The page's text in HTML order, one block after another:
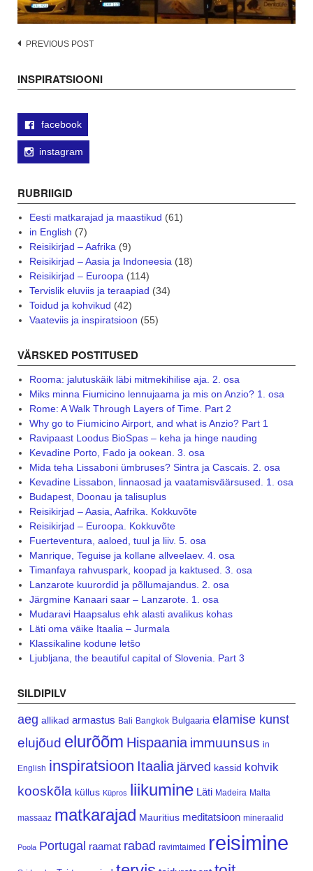
Post
PREVIOUS POST
INSPIRATSIOONI
facebook
instagram
RUBRIIGID
Eesti matkarajad ja maastikud (61)
in English (7)
Reisikirjad – Aafrika(9)
Reisikirjad – Aasia ja Indoneesia(18)
Reisikirjad – Euroopa(114)
Tervislik eluviis ja teraapiad (34)
Toidud ja kohvikud (42)
Vaateviis ja inspiratsioon (55)
VÄRSKED POSTITUSED
Rooma: jalutuskäik läbi mitmekihilise aja. 2. osa
Miks minna Fiumicino lennujaama ja mis on Anzio? 1. osa
Rome: A Walk Through Layers of Time. Part 2
Why go to Fiumicino Airport, and what is Anzio? Part 1
Ravipaast Loodus BioSpas – keha ja hinge nauding
Kevadine Porto, Fado ja ookean. 3. osa
Mida teha Lissaboni ümbruses? Sintra ja Cascais. 2. osa
Kevadine Lissabon, linnaosad ja vaatamisväärsused. 1. osa
Budapest, Doonau ja talisuplus
Reisikirjad – Aasia, Aafrika. Kokkuvõte
Reisikirjad – Euroopa. Kokkuvõte
Fuerteventura, aaloed, tuul ja liiv. 5. osa
Manrique, Teguise ja kollane allveelaev. 4. osa
Timanfaya rahvuspark, koopad ja kaktused. 3. osa
Lanzarote kuurordid ja põllumajandus. 2. osa
Järgmine Kanaari saar – Lanzarote. 1. osa
Mudaravi Haapsalus ehk alasti avalikus kohas
Läti oma väike Itaalia – Jurmala
Klassikaline kodune letšo
Ljubljana, the beautiful capital of Slovenia. Part 3
SILDIPILV
aeg allikad armastus Bali Bangkok Bulgaaria elamise kunst
elujõud elurõõm Hispaania immuunsus in
English inspiratsioon Itaalia järved kassid kohvik
kooskõla küllus Küpros liikumine Läti Madeira Malta
massaaz matkarajad Mauritius meditatsioon mineraalid
Poola Portugal raamat rabad ravimtaimed reisimine